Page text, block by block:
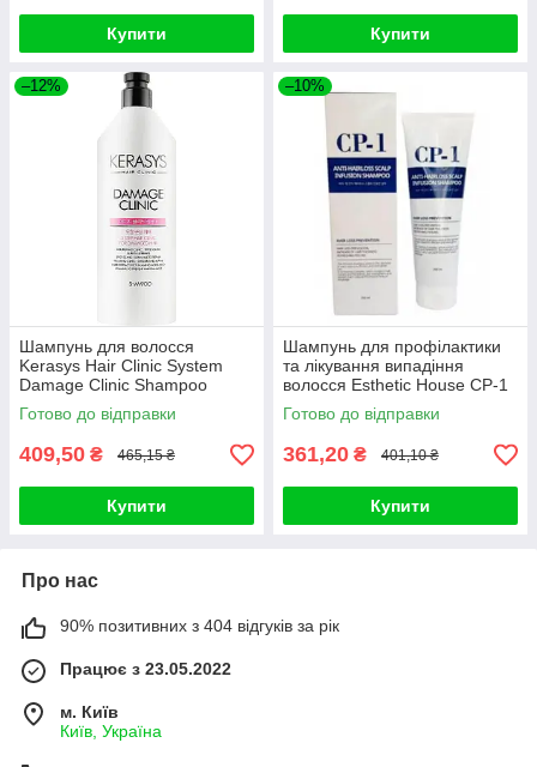
Купити Купити
–12%
Шампунь для волосся
Kerasys Hair Clinic System
Damage Clinic Shampoo
600ml
Готово до відправки
409,50 ₴ 465,15 ₴
Купити
–10%
Шампунь для профілактики
та лікування випадіння
волосся Esthetic House CP-1
Anti-Hair Loss Scalp
Готово до відправки
361,20 ₴ 401,10 ₴
Купити
Про нас
90% позитивних з 404 відгуків за рік
Працює з 23.05.2022
м. Київ
Київ, Україна